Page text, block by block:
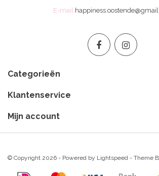
E-mail
Categorieën
Klantenservice
Mijn account
© Copyright 2026 - Powered by Lightspeed - Theme